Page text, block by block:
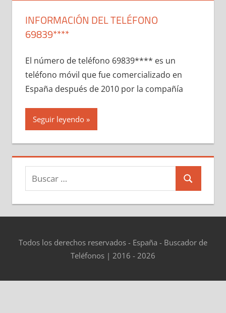
INFORMACIÓN DEL TELÉFONO
69839****
El número dе teléfono 69839**** es un
teléfono móvil quе fue comercializado en
España después dе 2010 pοr la compañía
Seguir leyendo
Buscar:
Buscar
Todos los derechos reservados - España - Buscador de
Teléfonos | 2016 - 2026